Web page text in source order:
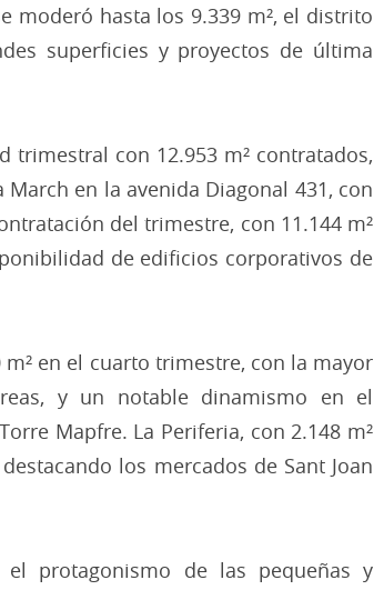
moderó hasta los 9.339 m², el distrito
superficies y proyectos de última
trimestral con 12.953 m² contratados,
en la avenida Diagonal 431, con
del trimestre, con 11.144 m²
de edificios corporativos de
en el cuarto trimestre, con la mayor
y un notable dinamismo en el
Mapfre. La Periferia, con 2.148 m²
los mercados de Sant Joan
protagonismo de las pequeñas y